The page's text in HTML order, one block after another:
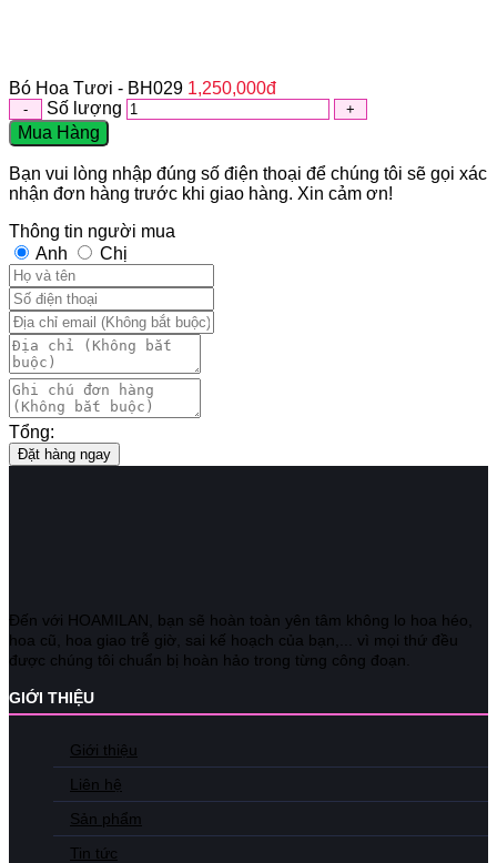
Bó Hoa Tươi - BH029 1,250,000đ
Số lượng
Mua Hàng
Bạn vui lòng nhập đúng số điện thoại để chúng tôi sẽ gọi xác
nhận đơn hàng trước khi giao hàng. Xin cảm ơn!
Thông tin người mua
Anh
Chị
Tổng:
Đặt hàng ngay
Đến với HOAMILAN, bạn sẽ hoàn toàn yên tâm không lo hoa héo,
hoa cũ, hoa giao trễ giờ, sai kế hoạch của bạn,... vì mọi thứ đều
được chúng tôi chuẩn bị hoàn hảo trong từng công đoạn.
GIỚI THIỆU
Giới thiệu
Liên hệ
Sản phẩm
Tin tức